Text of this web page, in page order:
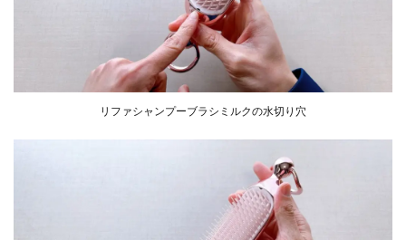
リファシャンプーブラシミルクの水切り穴